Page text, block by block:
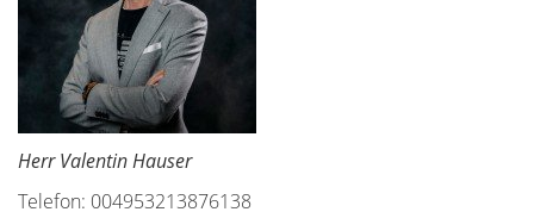
Herr Valentin Hauser
Telefon: 004953213876138